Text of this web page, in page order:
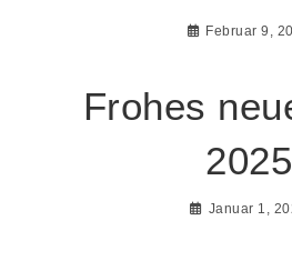
Februar 9,
Frohes
2025
Januar 1,